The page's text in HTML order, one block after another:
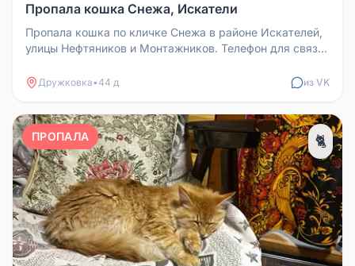
Пропала кошка Снежа, Искатели
Пропала кошка по кличке Снежа в районе Искателей,
улицы Нефтяников и Монтажников. Телефон для связи:
Дружковка•44 д из VK
ПРОПАЛА 🐈